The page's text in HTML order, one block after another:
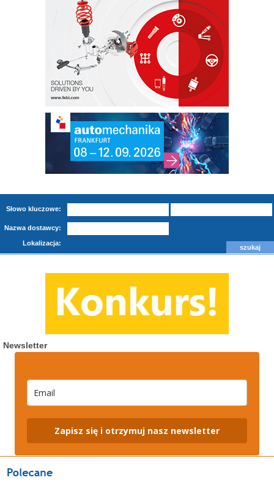
Słowo kluczowe:
Nazwa dostawcy:
Lokalizacja:
Newsletter
Zapisz się i otrzymuj nasz newsletter